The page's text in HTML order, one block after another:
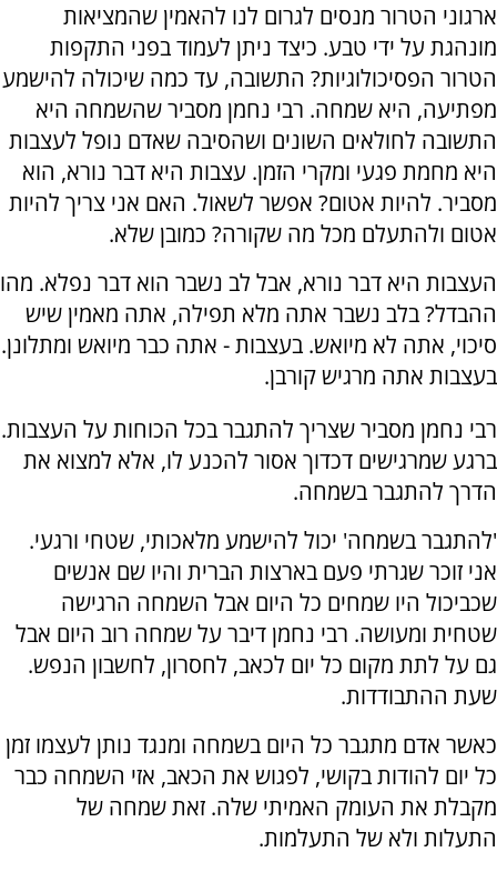
ארגוני הטרור מנסים לגרום לנו להאמין שהמציאות
מונהגת על ידי טבע. כיצד ניתן לעמוד בפני התקפות
הטרור הפסיכולוגיות? התשובה, עד כמה שיכולה להישמע
מפתיעה, היא שמחה. רבי נחמן מסביר שהשמחה היא
התשובה לחולאים השונים ושהסיבה שאדם נופל לעצבות
היא מחמת פגעי ומקרי הזמן. עצבות היא דבר נורא, הוא
מסביר. להיות אטום? אפשר לשאול. האם אני צריך להיות
אטום ולהתעלם מכל מה שקורה? כמובן שלא.
העצבות היא דבר נורא, אבל לב נשבר הוא דבר נפלא. מהו
ההבדל? בלב נשבר אתה מלא תפילה, אתה מאמין שיש
סיכוי, אתה לא מיואש. בעצבות - אתה כבר מיואש ומתלונן.
בעצבות אתה מרגיש קורבן.
רבי נחמן מסביר שצריך להתגבר בכל הכוחות על העצבות.
ברגע שמרגישים דכדוך אסור להכנע לו, אלא למצוא את
הדרך להתגבר בשמחה.
'להתגבר בשמחה' יכול להישמע מלאכותי, שטחי ורגעי.
אני זוכר שגרתי פעם בארצות הברית והיו שם אנשים
שכביכול היו שמחים כל היום אבל השמחה הרגישה
שטחית ומעושה. רבי נחמן דיבר על שמחה רוב היום אבל
גם על לתת מקום כל יום לכאב, לחסרון, לחשבון הנפש.
שעת ההתבודדות.
כאשר אדם מתגבר כל היום בשמחה ומנגד נותן לעצמו זמן
כל יום להודות בקושי, לפגוש את הכאב, אזי השמחה כבר
מקבלת את העומק האמיתי שלה. זאת שמחה של
התעלות ולא של התעלמות.